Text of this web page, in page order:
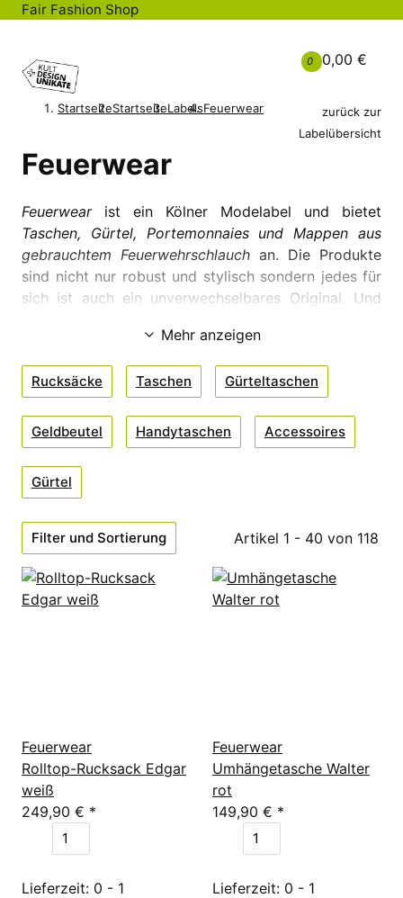
Fair Fashion Shop
0 0,00 €
StartseiteStartseiteLabelsFeuerwear
zurück zur
Labelübersicht
Feuerwear
Feuerwearist ein Kölner Modelabel und bietet
Taschen, Gürtel, Portemonnaies und Mappen aus
gebrauchtem Feuerwehrschlauch an. Die Produkte
sind nicht nur robust und stylisch sondern jedes für
sich ist auch ein unverwechselbares Original. Und
Leben. Gereinigt und hochwertig verarbeitet sind sie
bereit für einen zweiten Start.
Mehr anzeigen
Rucksäcke Taschen Gürteltaschen
Geldbeutel Handytaschen Accessoires
Gürtel
Filter und Sortierung Artikel 1 - 40 von 118
Feuerwear
Rolltop-Rucksack Edgar
weiß
249,90 € *
Lieferzeit: 0 - 1
Feuerwear
Umhängetasche Walter
rot
149,90 € *
Lieferzeit: 0 - 1